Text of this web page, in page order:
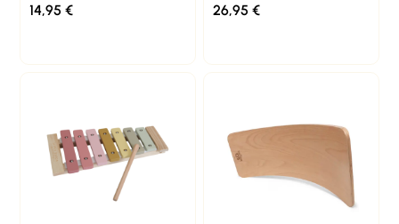
14,95€
26,95 €